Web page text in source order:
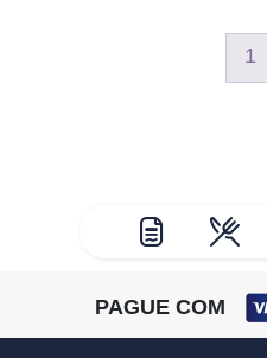
1
PAGUE COM